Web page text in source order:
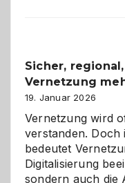
ein
Alaaf!
Sicher,
Vernetzung
19. Januar 2026
Vernetzung wird
verstanden. Doch
bedeutet
Digitalisierung
sondern auch die